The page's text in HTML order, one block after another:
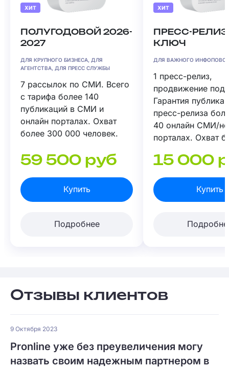
ХИТ
ПОЛУГОДОВОЙ 2026-
2027
ДЛЯ КРУПНОГО БИЗНЕСА, ДЛЯ
АГЕНТСТВА, ДЛЯ ПРЕСС СЛУЖБЫ
7 рассылок по СМИ. Всего
с тарифа более 140
публикаций в СМИ и
онлайн порталах. Охват
более 300 000 человек.
59 500 руб
Купить
Подробнее
ХИТ
ПРЕСС-
КЛЮЧ
ДЛЯ ВАЖНОГО
1 пресс-релиз,
продвижение под
Гарантия
пресс-релиза
40 онлайн СМИ/
порталах. Охват
15 000
Купить
Отзывы клиентов
9 Октября 2023
Pronline уже без преувеличения могу
назвать своим надежным партнером в